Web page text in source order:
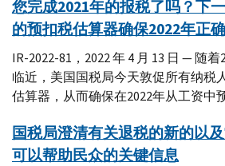
您完成2021年的报税了吗？下
的预扣税估算器确保2022年正
IR-2022-81，2022 年 4 月 13 日 — 随
临近，美国国税局今天敦促所有纳税
估算器，从而确保在2022年从工资中
国税局澄清有关退税的新的以
可以帮助民众的关键信息